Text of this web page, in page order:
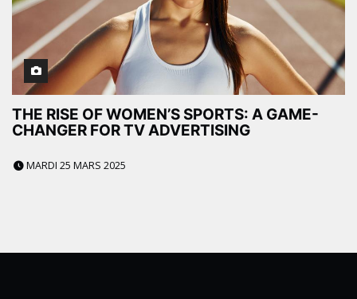
THE RISE OF WOMEN’S SPORTS: A GAME-
CHANGER FOR TV ADVERTISING
MARDI 25 MARS 2025